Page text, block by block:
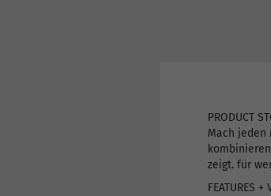
PRODUCT
Mach jeden
zeigt. für
FEATURES +